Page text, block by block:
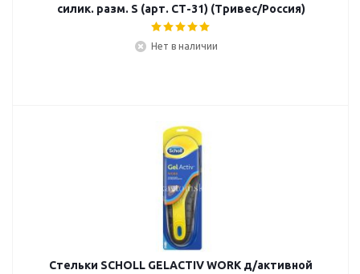
силик. разм. S (арт. СТ-31) (Тривес/Россия)
Нет в наличии
Стельки SCHOLL GELACTIV WORK д/активной